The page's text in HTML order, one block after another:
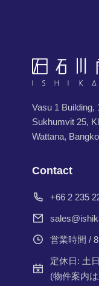
Vasu 1 Building,
Sukhumvit 25,
Wattana,
Contact
+66 2 235
営業時間 /
定休日: 土
(物件案内